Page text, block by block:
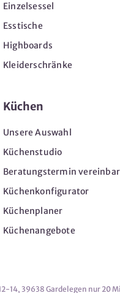
Einzelsessel
Esstische
Highboards
Kleiderschränke
Küchen
Unsere Auswahl
Küchenstudio
Beratungstermin
Küchenkonfigurator
Küchenplaner
Küchenangebote
14, 39638 Gardelegen nur